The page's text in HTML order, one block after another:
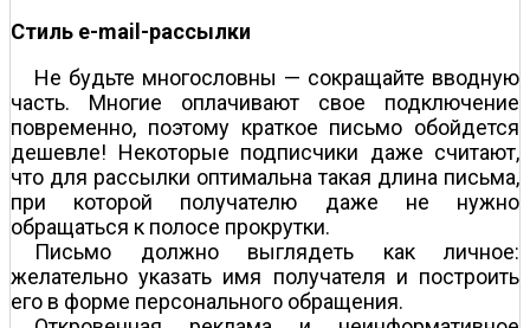
Стиль е-mail-рассылки
Не будьте многословны — сокращайте вводную
часть. Многие оплачивают свое подключение
повременно, поэтому краткое письмо обойдется
дешевле! Некоторые подписчики даже считают,
что для рассылки оптимальна такая длина письма,
при которой получателю даже не нужно
обращаться к полосе прокрутки.
Письмо должно выглядеть как личное:
желательно указать имя получателя и построить
его в форме персонального обращения.